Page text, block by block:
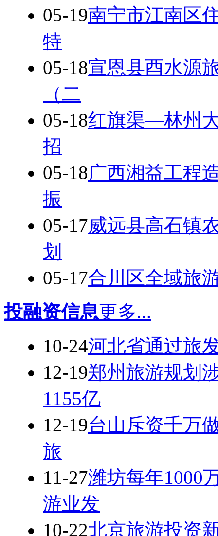
05-19南宁市江南区
特
05-18宣恩县酉水源
（二
05-18红旗渠—林州
招
05-18广西湘益工程
振
05-17威远县高石镇
划
05-17合川区全域旅
投融资信息更多...
10-24河北省通过旅
12-19郑州旅游规划
1155亿
12-19台山斥资千万
旅
11-27潍坊每年1000
游业发
10-22北京旅游投资